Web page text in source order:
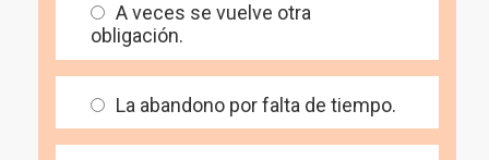
A veces se vuelve otra
obligación.
La abandono por falta de tiempo.